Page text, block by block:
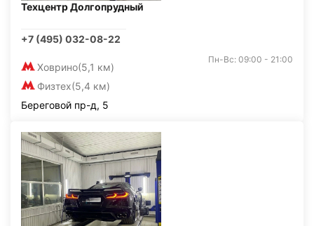
Техцентр Долгопрудный
+7 (495) 032-08-22
Ховрино(5,1 км)
Физтех(5,4 км)
Пн-Вс: 09:00 - 21:00
Береговой пр-д, 5